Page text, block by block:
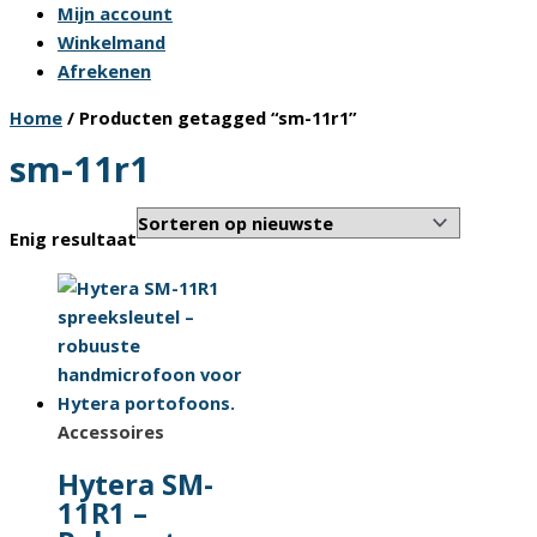
Mijn account
Winkelmand
Afrekenen
Home / Producten getagged “sm-11r1”
sm-11r1
Enig resultaat
Accessoires
Hytera SM-
11R1 –